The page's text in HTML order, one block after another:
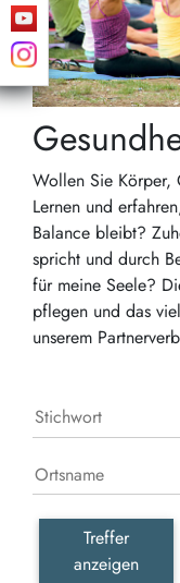
Wollen Sie Körper,
Lernen und
Balance bleibt?
spricht und durch
für meine Seele?
pflegen und das
unserem
Treffer
anzeigen